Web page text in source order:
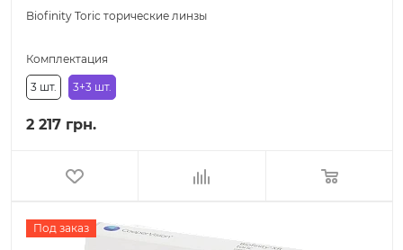
Biofinity Toric торические линзы
Комплектация
3 шт. 3+3 шт.
2 217 грн.
Под заказ